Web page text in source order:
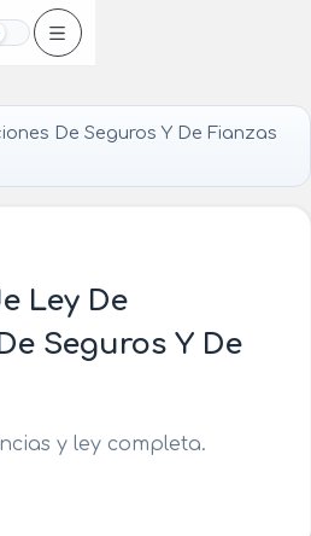
Oscuro
De Seguros Y De Fianzas
Ley De
Seguros Y De
y ley completa.